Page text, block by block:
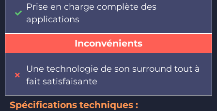
Prise en charge complète des
applications
Inconvénients
Une technologie de son surround tout à
fait satisfaisante
Spécifications techniques :